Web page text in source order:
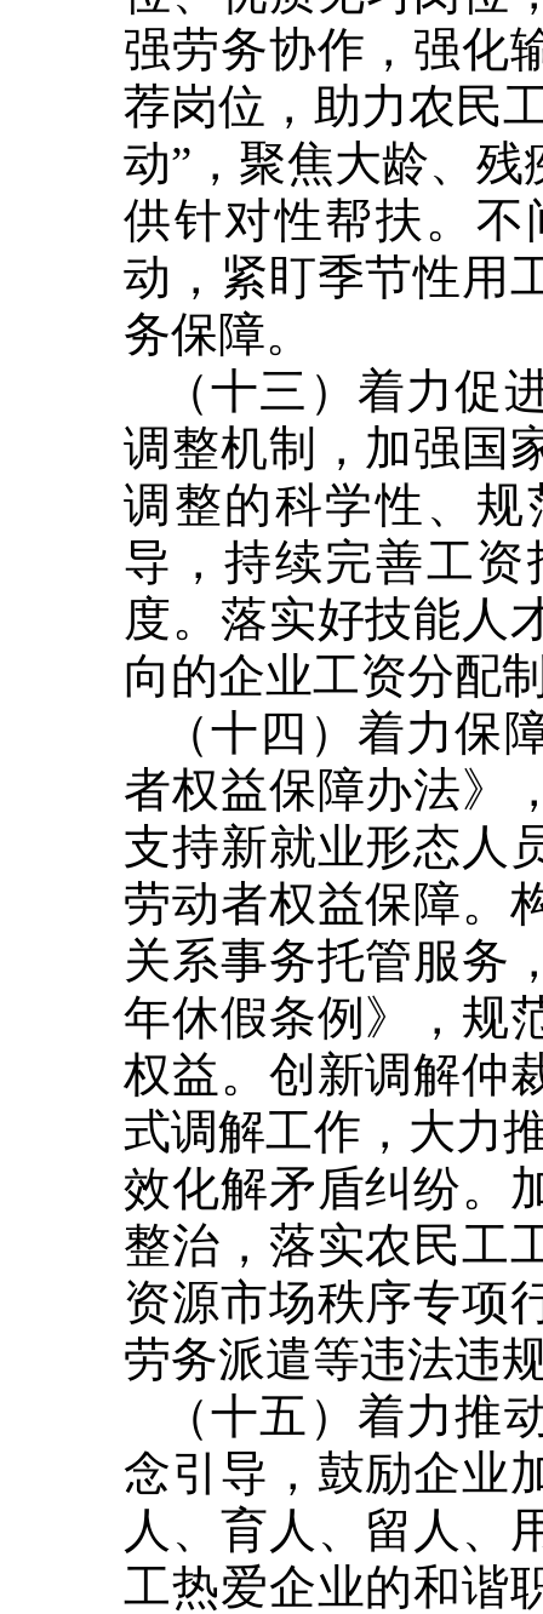
强劳务协作，强化
荐岗位，助力农民
动” ，聚焦大龄、
供针对性帮扶。不
动，紧盯季节性用
务保障。
（十三）着力促
调整机制，加强国
调整的科学性、
导，持续完善工
度。落实好技能人
向的企业工资分配
（十四）着力保
者权益保障办法》
支持新就业形态人
劳动者权益保障。
关系事务托管服务
年休假条例》，规
权益。创新调解仲
式调解工作，大力
效化解矛盾纠纷。
整治，落实农民工
资源市场秩序专项
劳务派遣等违法违
（十五）着力推
念引导，鼓励企业
人、育人、留人、
工热爱企业的和谐